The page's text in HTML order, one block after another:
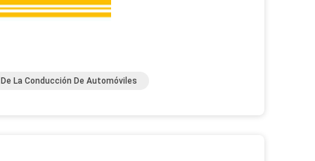
La Conducción De Automóviles